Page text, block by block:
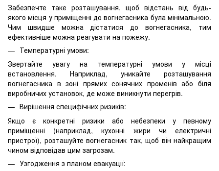
Забезпечте таке розташування, щоб відстань від будь-
якого місця у приміщенні до вогнегасника була мінімальною.
Чим швидше можна дістатися до вогнегасника, тим
ефективніше можна реагувати на пожежу.
Температурні умови:
Звертайте увагу на температурні умови у місці
встановлення. Наприклад, уникайте розташування
вогнегасника в зоні прямих сонячних променів або біля
виробничих установок, де може виникнути перегрів.
Вирішення специфічних ризиків:
Якщо є конкретні ризики або небезпеки у певному
приміщенні (наприклад, кухонні жири чи електричні
пристрої), розташуйте вогнегасник так, щоб він найкращим
чином відповідав цим загрозам.
Узгодження з планом евакуації: